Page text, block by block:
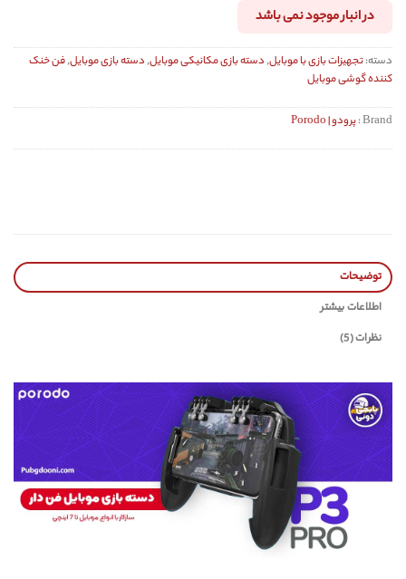
در انبار موجود نمی باشد
دسته:تجهیزات بازی با موبایل,دسته بازی مکانیکی موبایل,دسته بازی موبایل,فن خنک
کننده گوشی موبایل
Brand : پرودو | Porodo
توضیحات
اطلاعات بیشتر
نظرات (5)